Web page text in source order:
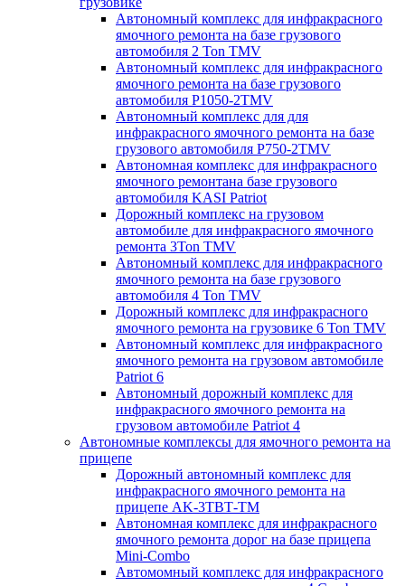
Автономный комплекс для инфракрасного
ямочного ремонта на базе грузового
автомобиля 2 Ton TMV
Автономный комплекс для инфракрасного
ямочного ремонта на базе грузового
автомобиля P1050-2TMV
Автономный комплекс для для
инфракрасного ямочного ремонта на базе
грузового автомобиля P750-2TMV
Автономная комплекс для инфракрасного
ямочного ремонтана базе грузового
автомобиля KASI Patriot
Дорожный комплекс на грузовом
автомобиле для инфракрасного ямочного
ремонта 3Ton TMV
Автономный комплекс для инфракрасного
ямочного ремонта на базе грузового
автомобиля 4 Ton TMV
Дорожный комплекс для инфракрасного
ямочного ремонта на грузовике 6 Ton TMV
Автономный комплекс для инфракрасного
ямочного ремонта на грузовом автомобиле
Patriot 6
Автономный дорожный комплекс для
инфракрасного ямочного ремонта на
грузовом автомобиле Patriot 4
Автономные комплексы для ямочного ремонта на
прицепе
Дорожный автономный комплекс для
инфракрасного ямочного ремонта на
прицепе AK-3ТВТ-ТМ
Автономная комплекс для инфракрасного
ямочного ремонта дорог на базе прицепа
Mini-Combo
Автомомный комплекс для инфракрасного